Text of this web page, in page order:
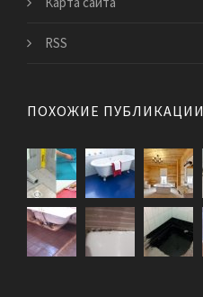
RSS
ПОХОЖИЕ ПУБЛИКАЦИИ